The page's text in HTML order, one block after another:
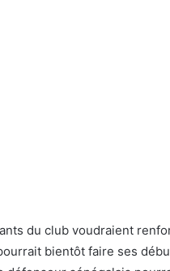
du club voudraient
bientôt faire ses